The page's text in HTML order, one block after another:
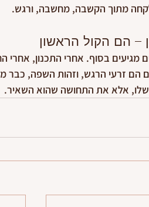
מתוך הקשבה, מחשבה, ורגש.
הם הקול הראשון
בסוף. אחרי התכנון, אחרי
הם זרעי הרגש, וזהות השפה, כבר
שלו, אלא את התחושה שהוא השאיר.